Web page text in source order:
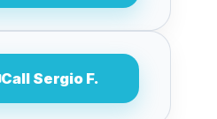
Call Sergio F.